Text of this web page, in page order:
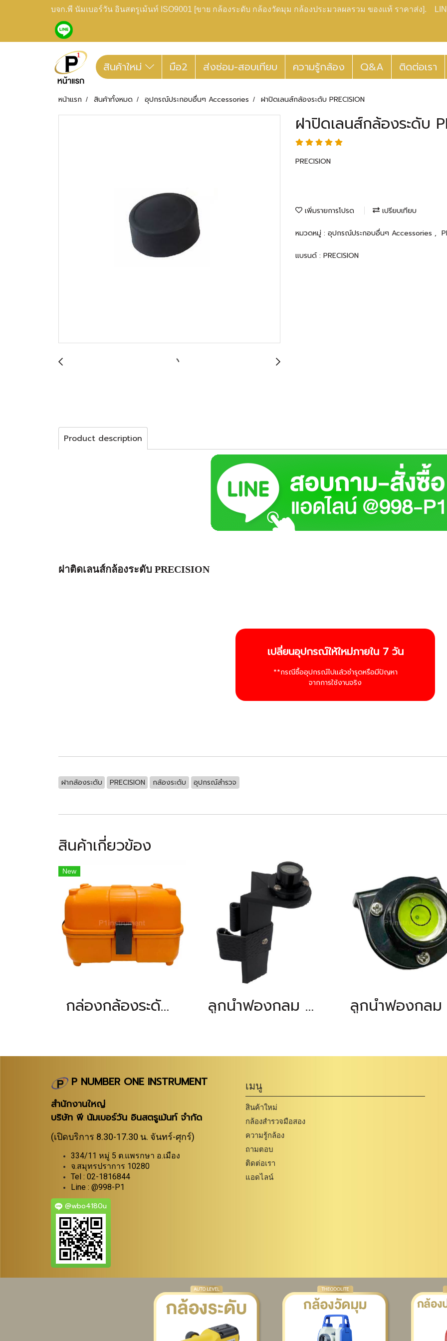
บจก.พี นัมเบอร์วัน อินสตรูเม้นท์ ISO9001 [ขาย กล้องระดับ กล้องวัดมุม กล้องประมวลผลรวม ของแท้ ราคาส่ง].
สินค้าใหม่ มือ2 ส่งซ่อม-สอบเทียบ ความรู้กล้อง Q&A ติดต่อเรา
หน้าแรก สินค้าทั้งหมด อุปกรณ์ประกอบอื่นๆ Accessories ฝาปิดเลนส์กล้องระดับ PRECISION
ฝาปิดเลนส์กล้องระดับ
PRECISION
เพิ่มรายการโปรด เปรียบเทียบ
หมวดหมู่ : อุปกรณ์ประกอบอื่นๆ Accessories ,
แบรนด์ : PRECISION
Product description
ฝาติดเลนส์กล้องระดับ PRECISION
เปลี่ยนอุปกรณ์ให้ใหม่ภายใน 7 วัน
**กรณีซื้ออุปกรณ์ไปแล้วชำรุดหรือมีปัญหา
จากการใช้งานจริง
ฝากล้องระดับ PRECISION กล้องระดับ อุปกรณ์สำรวจ
สินค้าเกี่ยวข้อง
New
กล่องกล้องระดับ(มือสอง ตามสภาพ) ลูกน้ำฟองกลม สำหรับโพลขาวแดง
P NUMBER ONE INSTRUMENT
สำนักงานใหญ่
บริษัท พี นัมเบอร์วัน อินสตรูเม้นท์ จำกัด
(เปิดบริการ 8.30-17.30 น. จันทร์-ศุกร์)
334/11 หมู่ 5 ต.แพรกษา อ.เมือง
จ.สมุทรปราการ 10280
Tel : 02-1816844
Line : @998-P1
@wbo4180u
เมนู
สินค้าใหม่
กล้องสำรวจมือสอง
ความรู้กล้อง
ถามตอบ
ติดต่อเรา
แอดไลน์